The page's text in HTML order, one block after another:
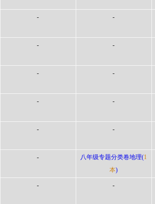
-
-
-
-
-
-
-
-
-
-
-
-
八年级专题分类卷地理(1
本)
-